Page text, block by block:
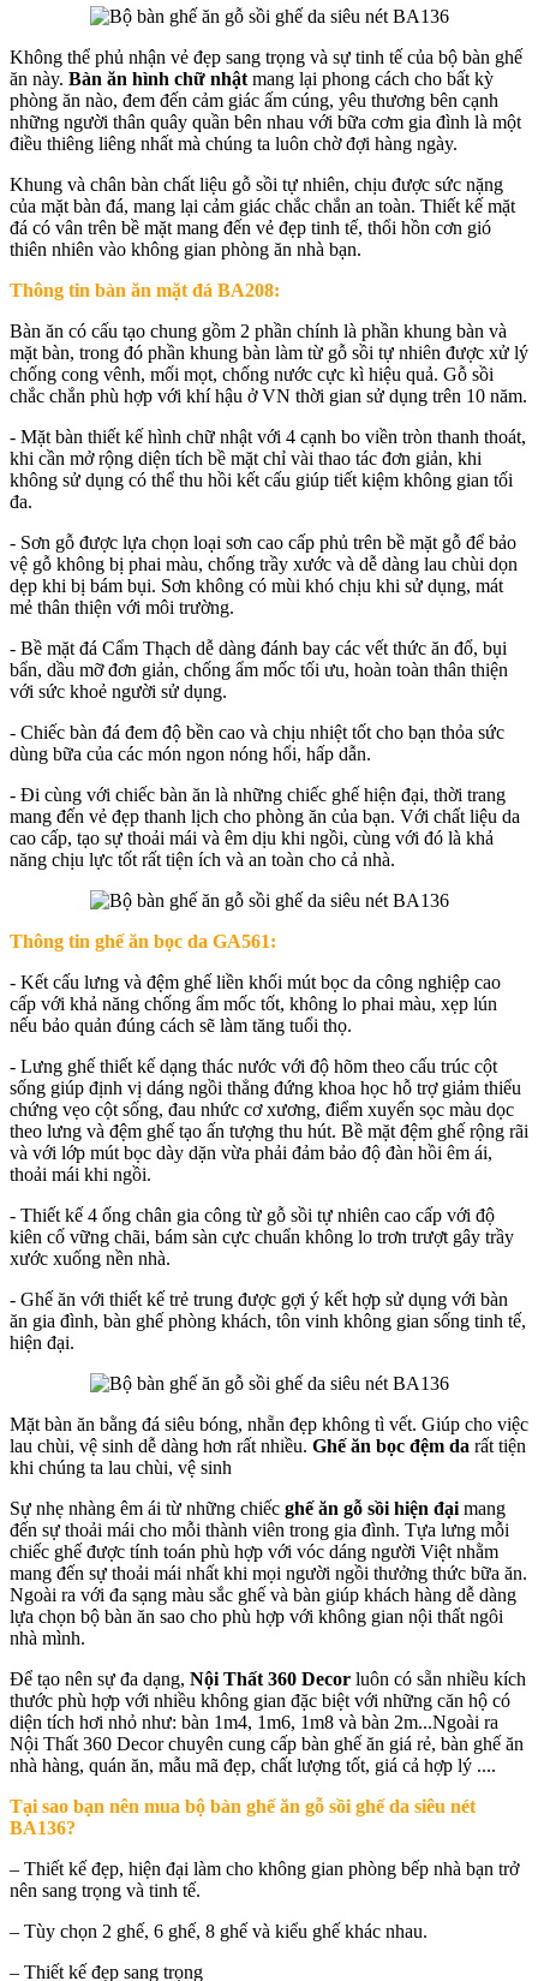
Không thể phủ nhận vẻ đẹp sang trọng và sự tinh tế của bộ bàn ghế
ăn này. Bàn ăn hình chữ nhật mang lại phong cách cho bất kỳ
phòng ăn nào, đem đến cảm giác ấm cúng, yêu thương bên cạnh
những người thân quây quần bên nhau với bữa cơm gia đình là một
điều thiêng liêng nhất mà chúng ta luôn chờ đợi hàng ngày.
Khung và chân bàn chất liệu gỗ sồi tự nhiên, chịu được sức nặng
của mặt bàn đá, mang lại cảm giác chắc chắn an toàn. Thiết kế mặt
đá có vân trên bề mặt mang đến vẻ đẹp tinh tế, thổi hồn cơn gió
thiên nhiên vào không gian phòng ăn nhà bạn.
Thông tin bàn ăn mặt đá BA208:
Bàn ăn có cấu tạo chung gồm 2 phần chính là phần khung bàn và
mặt bàn, trong đó phần khung bàn làm từ gỗ sồi tự nhiên được xử lý
chống cong vênh, mối mọt, chống nước cực kì hiệu quả. Gỗ sồi
chắc chắn phù hợp với khí hậu ở VN thời gian sử dụng trên 10 năm.
- Mặt bàn thiết kế hình chữ nhật với 4 cạnh bo viền tròn thanh thoát,
khi cần mở rộng diện tích bề mặt chỉ vài thao tác đơn giản, khi
không sử dụng có thể thu hồi kết cấu giúp tiết kiệm không gian tối
đa.
- Sơn gỗ được lựa chọn loại sơn cao cấp phủ trên bề mặt gỗ để bảo
vệ gỗ không bị phai màu, chống trầy xước và dễ dàng lau chùi dọn
dẹp khi bị bám bụi. Sơn không có mùi khó chịu khi sử dụng, mát
mẻ thân thiện với môi trường.
- Bề mặt đá Cẩm Thạch dễ dàng đánh bay các vết thức ăn đổ, bụi
bẩn, dầu mỡ đơn giản, chống ẩm mốc tối ưu, hoàn toàn thân thiện
với sức khoẻ người sử dụng.
- Chiếc bàn đá đem độ bền cao và chịu nhiệt tốt cho bạn thỏa sức
dùng bữa của các món ngon nóng hổi, hấp dẫn.
- Đi cùng với chiếc bàn ăn là những chiếc ghế hiện đại, thời trang
mang đến vẻ đẹp thanh lịch cho phòng ăn của bạn. Với chất liệu da
cao cấp, tạo sự thoải mái và êm dịu khi ngồi, cùng với đó là khả
năng chịu lực tốt rất tiện ích và an toàn cho cả nhà.
Thông tin ghế ăn bọc da GA561:
- Kết cấu lưng và đệm ghế liền khối mút bọc da công nghiệp cao
cấp với khả năng chống ẩm mốc tốt, không lo phai màu, xẹp lún
nếu bảo quản đúng cách sẽ làm tăng tuổi thọ.
- Lưng ghế thiết kế dạng thác nước với độ hõm theo cấu trúc cột
sống giúp định vị dáng ngồi thẳng đứng khoa học hỗ trợ giảm thiểu
chứng vẹo cột sống, đau nhức cơ xương, điểm xuyến sọc màu dọc
theo lưng và đệm ghế tạo ấn tượng thu hút. Bề mặt đệm ghế rộng rãi
và với lớp mút bọc dày dặn vừa phải đảm bảo độ đàn hồi êm ái,
thoải mái khi ngồi.
- Thiết kế 4 ống chân gia công từ gỗ sồi tự nhiên cao cấp với độ
kiên cố vững chãi, bám sàn cực chuẩn không lo trơn trượt gây trầy
xước xuống nền nhà.
- Ghế ăn với thiết kế trẻ trung được gợi ý kết hợp sử dụng với bàn
ăn gia đình, bàn ghế phòng khách, tôn vinh không gian sống tinh tế,
hiện đại.
Mặt bàn ăn bằng đá siêu bóng, nhẵn đẹp không tì vết. Giúp cho việc
lau chùi, vệ sinh dễ dàng hơn rất nhiều. Ghế ăn bọc đệm da rất tiện
khi chúng ta lau chùi, vệ sinh
Sự nhẹ nhàng êm ái từ những chiếc ghế ăn gỗ sồi hiện đại mang
đến sự thoải mái cho mỗi thành viên trong gia đình. Tựa lưng mỗi
chiếc ghế được tính toán phù hợp với vóc dáng người Việt nhằm
mang đến sự thoải mái nhất khi mọi người ngồi thưởng thức bữa ăn.
Ngoài ra với đa sạng màu sắc ghế và bàn giúp khách hàng dễ dàng
lựa chọn bộ bàn ăn sao cho phù hợp với không gian nội thất ngôi
nhà mình.
Để tạo nên sự đa dạng, Nội Thất 360 Decor luôn có sẵn nhiều kích
thước phù hợp với nhiều không gian đặc biệt với những căn hộ có
diện tích hơi nhỏ như: bàn 1m4, 1m6, 1m8 và bàn 2m...Ngoài ra
Nội Thất 360 Decor chuyên cung cấp bàn ghế ăn giá rẻ, bàn ghế ăn
nhà hàng, quán ăn, mẫu mã đẹp, chất lượng tốt, giá cả hợp lý ....
Tại sao bạn nên mua bộ bàn ghế ăn gỗ sồi ghế da siêu nét
BA136?
– Thiết kế đẹp, hiện đại làm cho không gian phòng bếp nhà bạn trở
nên sang trọng và tinh tế.
– Tùy chọn 2 ghế, 6 ghế, 8 ghế và kiểu ghế khác nhau.
– Thiết kế đẹp sang trọng